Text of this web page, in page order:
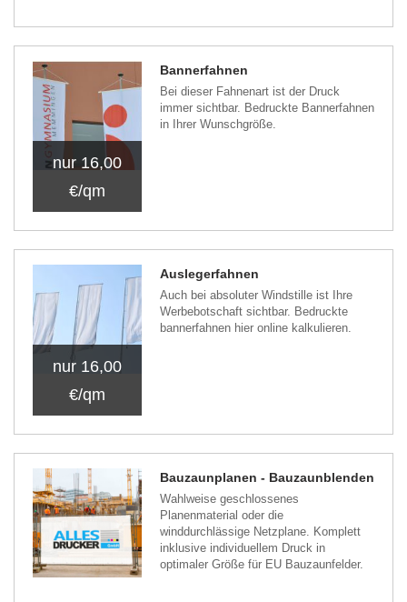
nur 16,00
€/qm
Bannerfahnen
Bei dieser Fahnenart ist der Druck
immer sichtbar. Bedruckte Bannerfahnen
in Ihrer Wunschgröße.
nur 16,00
€/qm
Auslegerfahnen
Auch bei absoluter Windstille ist Ihre
Werbebotschaft sichtbar. Bedruckte
bannerfahnen hier online kalkulieren.
Bauzaunplanen - Bauzaunblenden
Wahlweise geschlossenes
Planenmaterial oder die
winddurchlässige Netzplane. Komplett
inklusive individuellem Druck in
optimaler Größe für EU Bauzaunfelder.